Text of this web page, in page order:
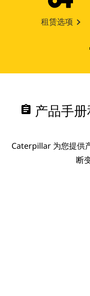
租赁选项
assignment 产品手
Caterpillar 为您提供
断